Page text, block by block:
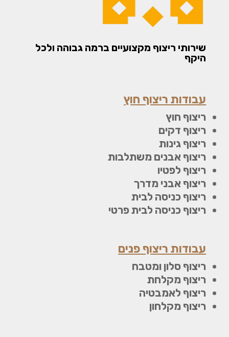
שירותי ריצוף מקצועיים ברמה גבוהה ולכל
היקף
עבודות ריצוף חוץ
ריצוף חוץ
ריצוף דקים
ריצוף גינות
ריצוף אבנים משתלבות
ריצוף לפטיו
ריצוף אבני מדרך
ריצוף כניסה לבית
ריצוף כניסה לבית פרטי
עבודות ריצוף פנים
ריצוף סלון ומטבח
ריצוף מקלחת
ריצוף לאמבטיה
ריצוף מקלחון